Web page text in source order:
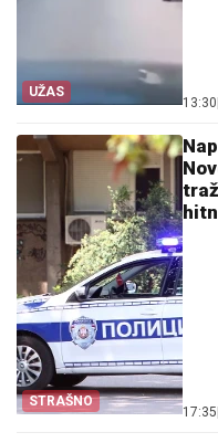
UŽAS
13:30
STRAŠNO
17:35